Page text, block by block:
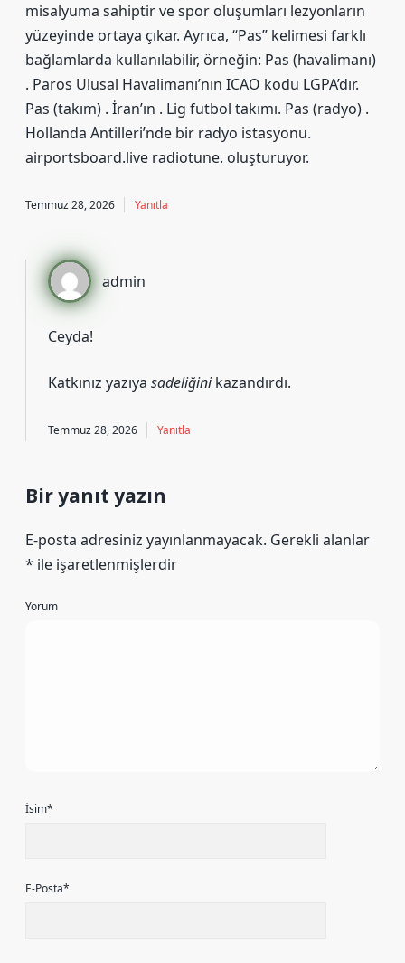
misalyuma sahiptir ve spor oluşumları lezyonların
yüzeyinde ortaya çıkar. Ayrıca, “Pas” kelimesi farklı
bağlamlarda kullanılabilir, örneğin: Pas (havalimanı)
. Paros Ulusal Havalimanı’nın ICAO kodu LGPA’dır.
Pas (takım) . İran’ın . Lig futbol takımı. Pas (radyo) .
Hollanda Antilleri’nde bir radyo istasyonu.
airportsboard.live radiotune. oluşturuyor.
Temmuz 28, 2026 Yanıtla
admin
Ceyda!
Katkınız yazıya sadeliğinikazandırdı.
Temmuz 28, 2026 Yanıtla
Bir yanıt yazın
E-posta adresiniz yayınlanmayacak. Gerekli alanlar
* ile işaretlenmişlerdir
Yorum
İsim*
E-Posta*